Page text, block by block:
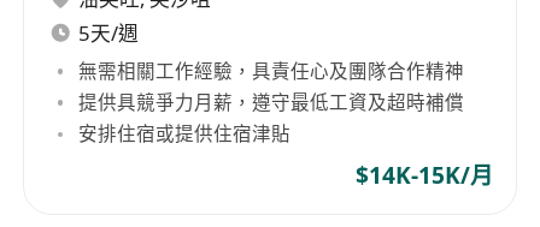
5天/週
無需相關工作經驗，具責任心及團隊合作精神
提供具競爭力月薪，遵守最低工資及超時補償
安排住宿或提供住宿津貼
$14K-15K/月